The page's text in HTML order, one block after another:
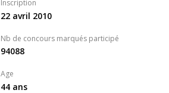
Inscription
22 avril 2010
Nb de concours marqués participé
94088
Age
44 ans